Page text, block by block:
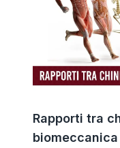
Gara Aumento
Aumento
fusi
propriocezione […]
Rapporti tra
biomeccanica